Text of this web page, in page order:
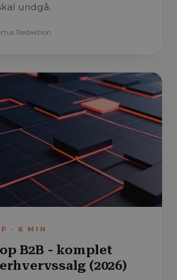
undgå.
Redaktion
· 6 MIN
B2B - komplet
(2026)